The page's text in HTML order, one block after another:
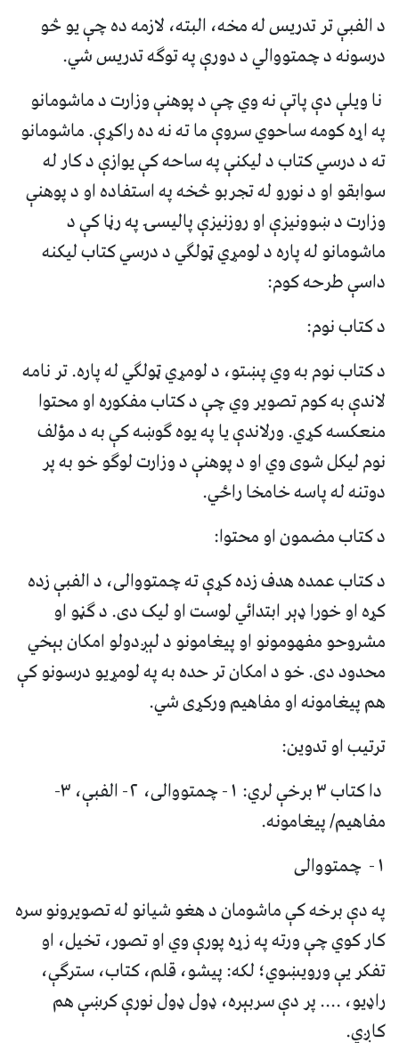
د الفبې تر تدريس له مخه، البته، لازمه ده چې يو څو
درسونه د چمتووالي د دورې په توګه تدريس شي.
نا ويلې دې پاتې نه وي چې د پوهنې وزارت د ماشومانو
په اړه کومه ساحوي سروې ما ته نه ده راکړې. ماشومانو
ته د درسي کتاب د ليکنې په ساحه کې يوازې د کار له
سوابقو او د نورو له تجربو څخه په استفاده او د پوهنې
وزارت د ښوونيزې او روزنيزې پاليسۍ په رڼا کې د
ماشومانو له پاره د لومړي ټولګي د درسي کتاب ليکنه
داسې طرحه کوم:
د کتاب نوم:
د کتاب نوم به وي پښتو، د لومړي ټولګي له پاره. تر نامه
لاندې به کوم تصوير وي چې د کتاب مفکوره او محتوا
منعکسه کړي. ورلاندې يا په يوه ګوښه کې به د مؤلف
نوم ليکل شوی وي او د پوهنې د وزارت لوګو خو به پر
دوتنه له پاسه خامخا راځي.
د کتاب مضمون او محتوا:
د کتاب عمده هدف زده کړې ته چمتووالی، د الفبې زده
کړه او خورا ډېر ابتدائي لوست او ليک دی. د ګڼو او
مشروحو مفهومونو او پيغامونو د لېږدولو امکان بېخي
محدود دی. خو د امکان تر حده به په لومړيو درسونو کې
هم پيغامونه او مفاهيم ورکړی شي.
ترتيب او تدوين:
دا کتاب ٣ برخې لري: ١- چمتووالی، ٢- الفبې، ٣-
مفاهيم/ پيغامونه.
١- چمتووالی
په دې برخه کې ماشومان د هغو شيانو له تصويرونو سره
کار کوي چې ورته په زړه پورې وي او تصور، تخيل، او
تفکر يې ورويښوي؛ لکه: پيشو، قلم، کتاب، سترګې،
راډيو، .... پر دې سربېره، ډول ډول نورې کرښې هم
کاږي.